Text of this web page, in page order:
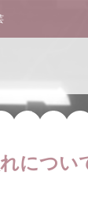
につい